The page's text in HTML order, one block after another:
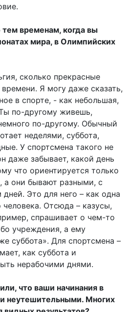
тем временам, когда вы
мира, в Олимпийских
сколько прекрасные
Я могу даже сказать,
в спорте, - как небольшая,
по-другому живешь,
по-другому. Обычный
неделями, суббота,
У спортсмена такого не
даже забывает, какой день
что ориентируется только
а они бывают разными, с
Это для него – как одна
человека. Отсюда – казусы,
спрашивает о чем-то
учреждения, а ему
суббота». Для спортсмена –
как суббота и
нерабочими днями.
что ваши начинания в
неутешительными. Многих